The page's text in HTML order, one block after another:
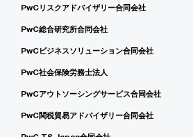
PwCリスクアドバイザリー合同会社
PwC総合研究所合同会社
PwCビジネスソリューション合同会社
PwC社会保険労務士法人
PwCアウトソーシングサービス合同会社
PwC関税貿易アドバイザリー合同会社